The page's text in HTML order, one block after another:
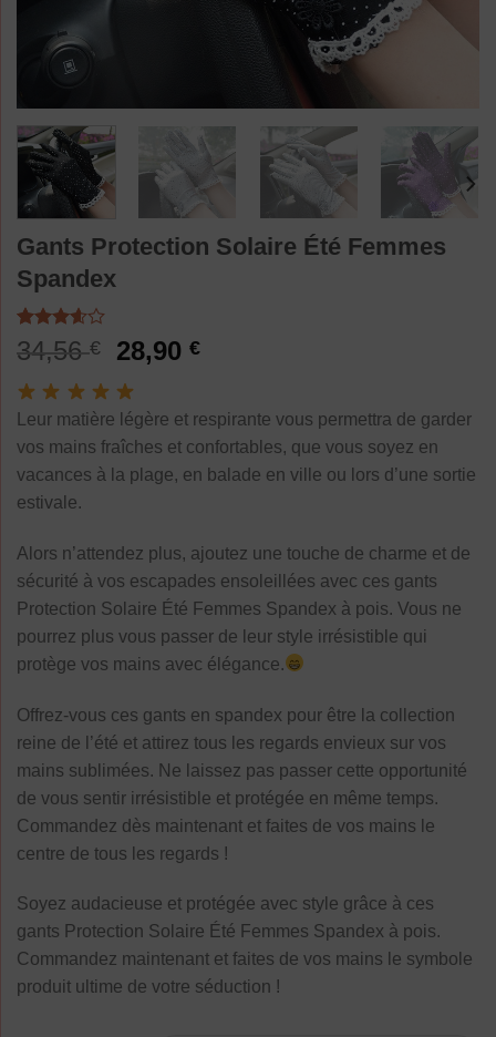
Gants Protection Solaire Été Femmes
Spandex
Noté
3.60sur
sur
5
notations
client
34,56€
Le
prix
initial
était :
34,56 €.
28,90€Le
est :
28,90 €.
Leur matière légère et respirante vous permettra de garder
vos mains fraîches et confortables, que vous soyez en
vacances à la plage, en balade en ville ou lors d’une sortie
estivale.
Alors n’attendez plus, ajoutez une touche de charme et de
sécurité à vos escapades ensoleillées avec ces gants
Protection Solaire Été Femmes Spandex à pois. Vous ne
pourrez plus vous passer de leur style irrésistible qui
protège vos mains avec élégance.
Offrez-vous ces gants en spandex pour être la collection
reine de l’été et attirez tous les regards envieux sur vos
mains sublimées. Ne laissez pas passer cette opportunité
de vous sentir irrésistible et protégée en même temps.
Commandez dès maintenant et faites de vos mains le
centre de tous les regards !
Soyez audacieuse et protégée avec style grâce à ces
gants Protection Solaire Été Femmes Spandex à pois.
Commandez maintenant et faites de vos mains le symbole
produit ultime de votre séduction !